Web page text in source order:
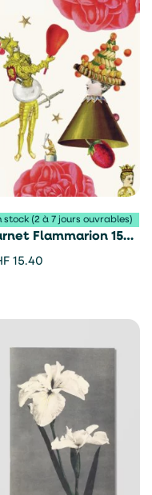
stock (2 à 7 jours ouvrables)
Flammarion 150
– Les jolies planches
15.40